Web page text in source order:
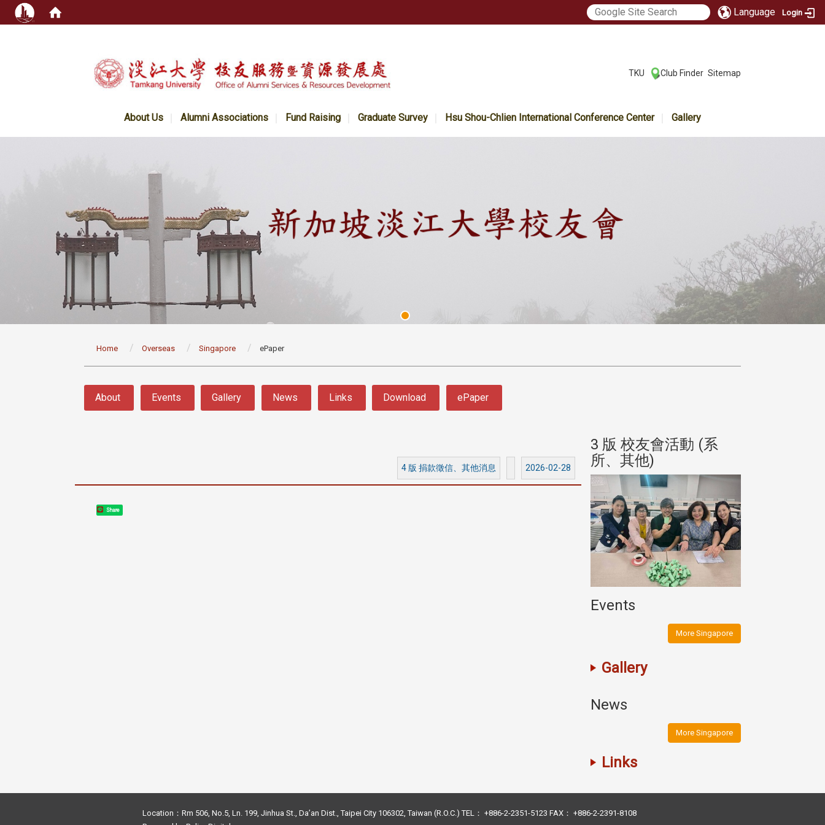
Language Login
TKU Club Finder Sitemap
About Us Alumni Associations Fund Raising Graduate Survey Hsu Shou-Chlien International Conference Center Gallery
Home Overseas Singapore ePaper
About Events Gallery News Links Download ePaper
4 版 捐款徵信、其他消息 2026-02-28
Share
所、其他)
3 版 校友會活動 (系
所、其他)
Events
More Singapore
Gallery
News
More Singapore
Links
Location：Rm 506, No.5, Ln. 199, Jinhua St., Da’an Dist., Taipei City 106302, Taiwan (R.O.C.) TEL： +886-2-2351-5123 FAX： +886-2-2391-8108